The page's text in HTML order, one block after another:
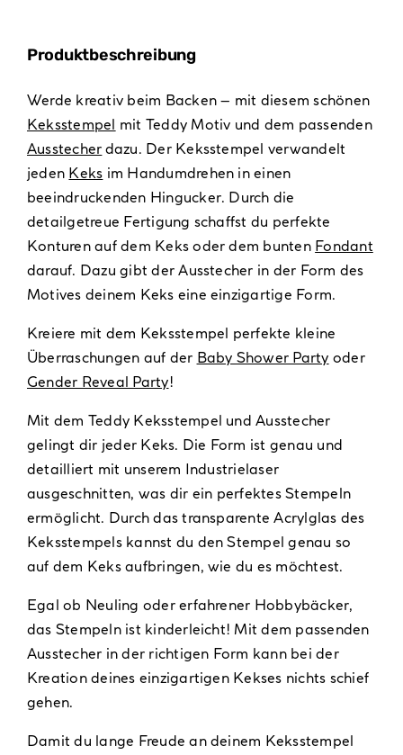
Produktbeschreibung
Werde kreativ beim Backen – mit diesem schönen
Keksstempel mit Teddy Motiv und dem passenden
Ausstecher dazu. Der Keksstempel verwandelt
jeden Keks im Handumdrehen in einen
beeindruckenden Hingucker. Durch die
detailgetreue Fertigung schaffst du perfekte
Konturen auf dem Keks oder dem bunten Fondant
darauf. Dazu gibt der Ausstecher in der Form des
Motives deinem Keks eine einzigartige Form.
Kreiere mit dem Keksstempel perfekte kleine
Überraschungen auf der Baby Shower Party oder
Gender Reveal Party!
Mit dem Teddy Keksstempel und Ausstecher
gelingt dir jeder Keks. Die Form ist genau und
detailliert mit unserem Industrielaser
ausgeschnitten, was dir ein perfektes Stempeln
ermöglicht. Durch das transparente Acrylglas des
Keksstempels kannst du den Stempel genau so
auf dem Keks aufbringen, wie du es möchtest.
Egal ob Neuling oder erfahrener Hobbybäcker,
das Stempeln ist kinderleicht! Mit dem passenden
Ausstecher in der richtigen Form kann bei der
Kreation deines einzigartigen Kekses nichts schief
gehen.
Damit du lange Freude an deinem Keksstempel